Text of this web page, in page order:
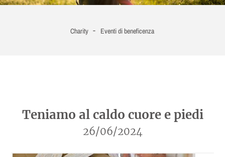
Charity - Eventi di beneficenza
Teniamo al caldo cuore e piedi
26/06/2024